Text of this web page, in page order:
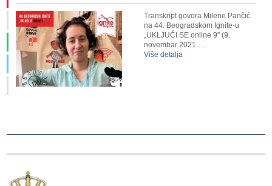
Transkript govora Milene Pančić
na 44. Beogradskom Ignite-u
„UKLJUČI SE online 9” (9.
novembar 2021….
Više detalja